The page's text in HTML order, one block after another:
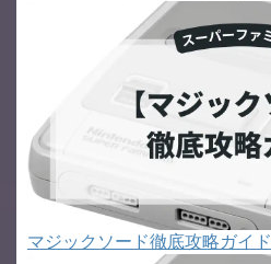
マジックソード徹底攻略ガイド